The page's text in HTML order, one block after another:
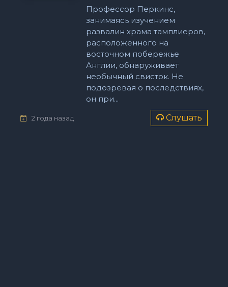
Профессор Перкинс,
занимаясь изучением
развалин храма тамплиеров,
расположенного на
восточном побережье
Англии, обнаруживает
необычный свисток. Не
подозревая о последствиях,
он при...
2 года назад Слушать